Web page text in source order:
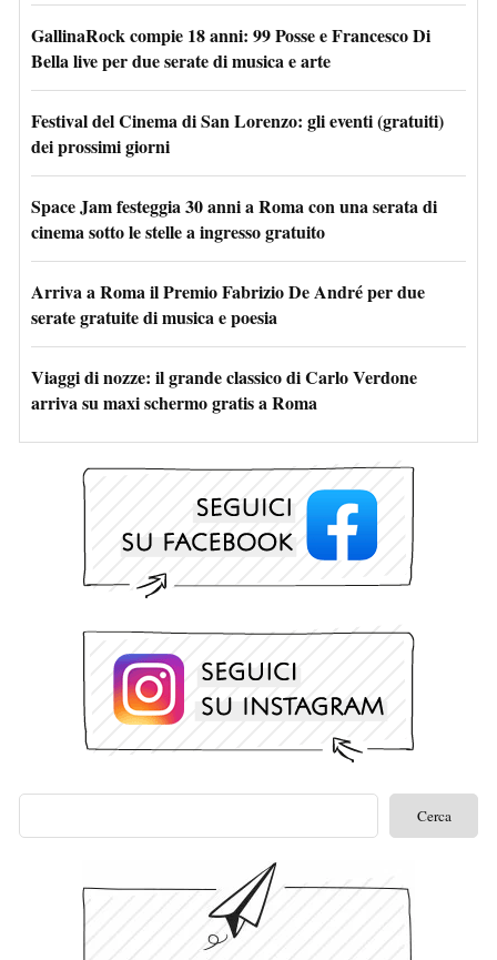
GallinaRock compie 18 anni: 99 Posse e Francesco Di
Bella live per due serate di musica e arte
Festival del Cinema di San Lorenzo: gli eventi (gratuiti)
dei prossimi giorni
Space Jam festeggia 30 anni a Roma con una serata di
cinema sotto le stelle a ingresso gratuito
Arriva a Roma il Premio Fabrizio De André per due
serate gratuite di musica e poesia
Viaggi di nozze: il grande classico di Carlo Verdone
arriva su maxi schermo gratis a Roma